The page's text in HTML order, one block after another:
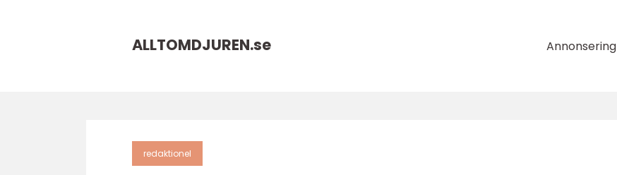
ALLTOMDJUREN.se Annonsering
redaktionel